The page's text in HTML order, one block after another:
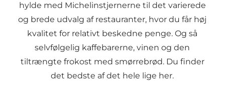
hylde med Michelinstjernerne til det varierede
og brede udvalg af restauranter, hvor du får høj
kvalitet for relativt beskedne penge. Og så
selvfølgelig kaffebarerne,vinen og den
tiltrængte frokost med smørrebrød. Du finder
det bedste af det hele lige her.